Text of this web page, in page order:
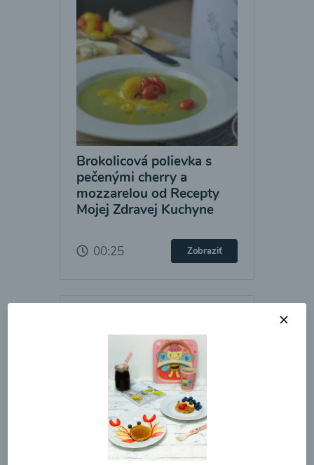
Brokolicová polievka s
pečenými cherry a
mozzarelou od Recepty
Mojej Zdravej Kuchyne
00:25 Zobraziť